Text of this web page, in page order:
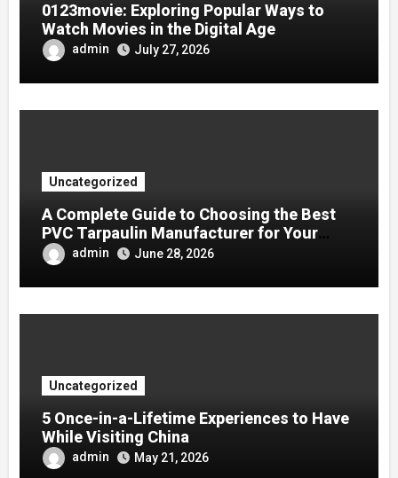
0123movie: Exploring Popular Ways to
Watch Movies in the Digital Age
admin July 27, 2026
Uncategorized
A Complete Guide to Choosing the Best
PVC Tarpaulin Manufacturer for Your
Company
admin June 28, 2026
Uncategorized
5 Once-in-a-Lifetime Experiences to Have
While Visiting China
admin May 21, 2026